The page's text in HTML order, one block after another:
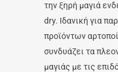
την ξηρή μαγιά
dry. Ιδανική για
προϊόντων
συνδυάζει τα
μαγιάς με τις